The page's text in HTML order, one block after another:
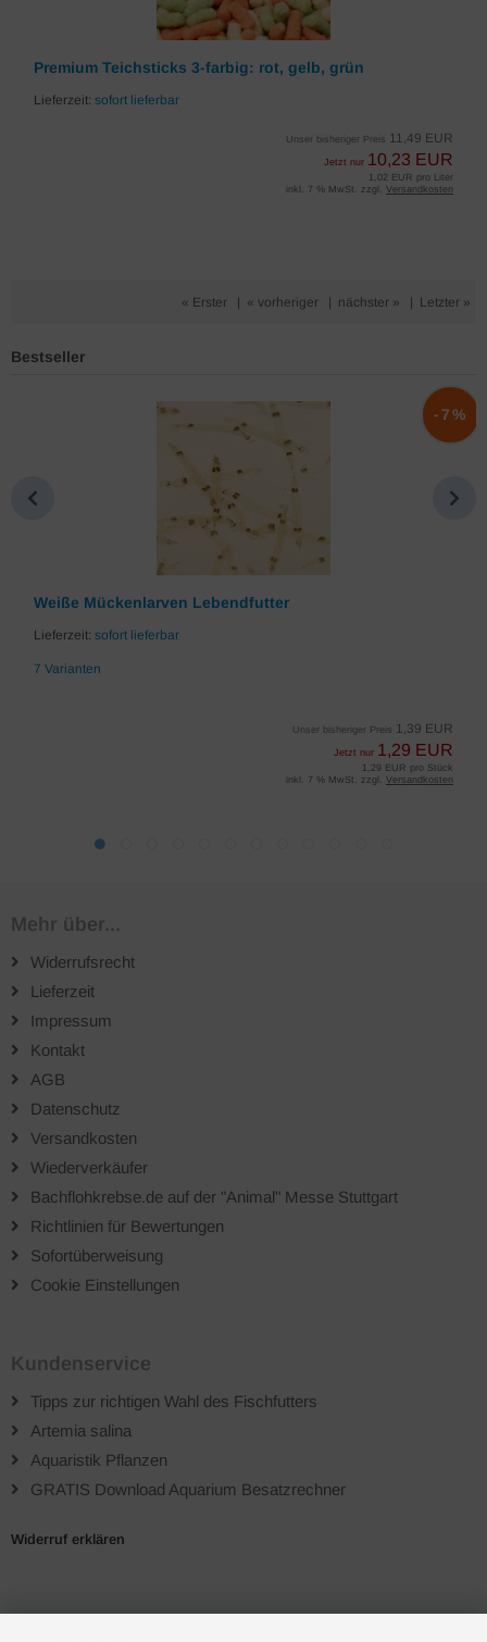
Premium Teichsticks 3-farbig: rot, gelb, grün
Lieferzeit: sofort lieferbar
Unser bisheriger Preis 11,49 EUR
Jetzt nur 10,23 EUR
1,02 EUR pro Liter
inkl. 7 % MwSt. zzgl. Versandkosten
« Erster « vorheriger nächster » Letzter »
Bestseller
Weiße Mückenlarven Lebendfutter
Lieferzeit: sofort lieferbar
7 Varianten
Unser bisheriger Preis 1,39 EUR
Jetzt nur 1,29 EUR
-7%
1,29 EUR pro Stück
inkl. 7 % MwSt. zzgl. Versandkosten
Mehr über...
Widerrufsrecht
Lieferzeit
Impressum
Kontakt
AGB
Datenschutz
Versandkosten
Wiederverkäufer
Bachflohkrebse.de auf der "Animal" Messe Stuttgart
Richtlinien für Bewertungen
Sofortüberweisung
Cookie Einstellungen
Kundenservice
Tipps zur richtigen Wahl des Fischfutters
Artemia salina
Aquaristik Pflanzen
GRATIS Download Aquarium Besatzrechner
Widerruf erklären